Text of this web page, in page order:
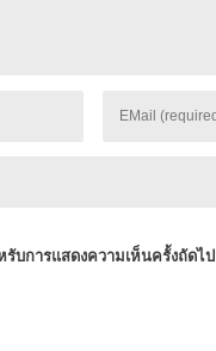
บการแสดงความเห็นครั้งถัดไป